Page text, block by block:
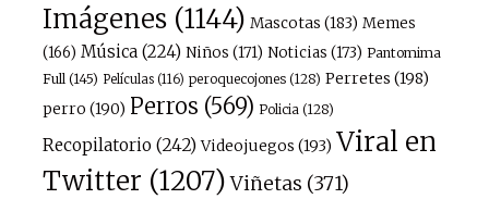
Imágenes(1144) Mascotas (183) Memes
(166) Música(224) Niños (171) Noticias (173) Pantomima
Full (145) Películas(116) peroquecojones(128) Perretes (198)
perro (190) Perros (569) Policia (128)
Recopilatorio (242) Videojuegos (193) Viral en
Twitter (1207) Viñetas (371)